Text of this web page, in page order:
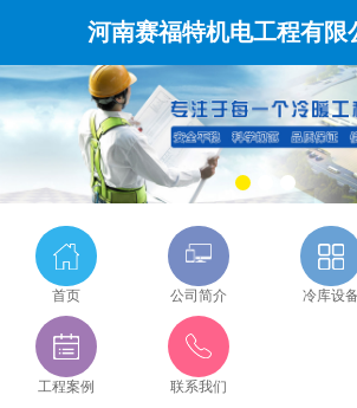
河南赛福特机电工程有限
首页 公司简介 冷库设备
工程案例 联系我们